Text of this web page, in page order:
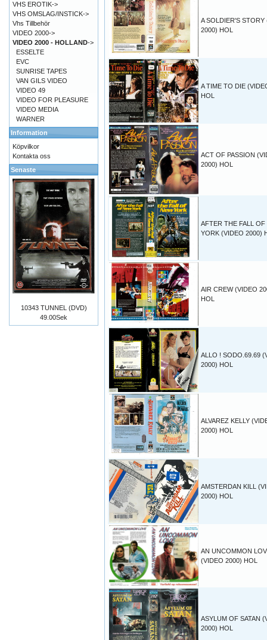
A SOLDIER'S STORY
2000) HOL
A TIME TO DIE
HOL
ACT OF PASSION
2000) HOL
AFTER THE FALL OF
YORK (VIDEO 2000)
AIR CREW (VIDEO
HOL
ALLO ! SODO.69.69
2000) HOL
ALVAREZ KELLY
2000) HOL
AMSTERDAN KILL
2000) HOL
AN UNCOMMON
(VIDEO 2000) HOL
ASYLUM OF SATAN
2000) HOL
VHS EROTIK->
VHS OMSLAG/INSTICK->
Vhs Tillbehör
VIDEO 2000->
VIDEO 2000 - HOLLAND->
ESSELTE
EVC
SUNRISE TAPES
VAN GILS VIDEO
VIDEO 49
VIDEO FOR PLEASURE
VIDEO MEDIA
WARNER
Information
Köpvilkor
Kontakta oss
Senaste
10343 TUNNEL (DVD)
49.00Sek